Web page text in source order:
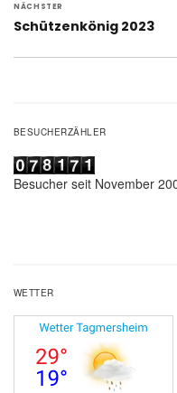
NÄCHSTER
Nächster
Schützenkönig 2023
BESUCHERZÄHLER
Besucher seit November
WETTER